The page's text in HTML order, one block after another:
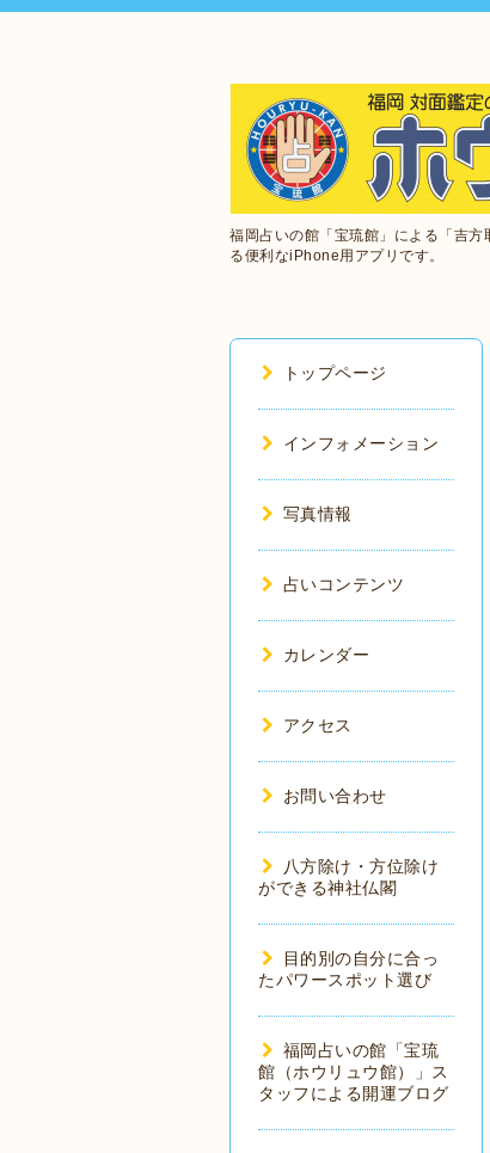
福岡占いの館「宝琉館」による「吉
る便利なiPhone用アプリです。
トップページ
インフォメーション
写真情報
占いコンテンツ
カレンダー
アクセス
お問い合わせ
八方除け・方位除け
ができる神社仏閣
目的別の自分に合っ
たパワースポット選び
福岡占いの館「宝琉
館（ホウリュウ館）」ス
タッフによる開運ブログ